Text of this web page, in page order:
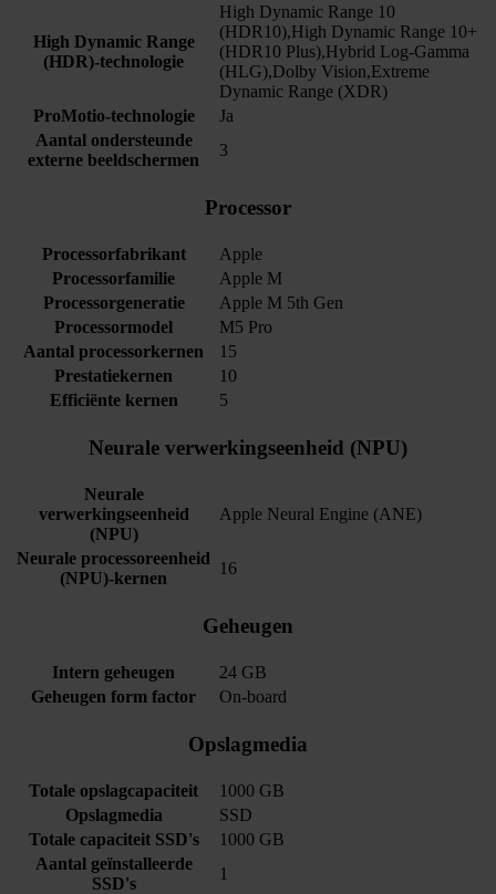
High Dynamic Range
(HDR)-technologie
High Dynamic Range 10
(HDR10),High Dynamic Range 10+
(HDR10 Plus),Hybrid Log-Gamma
(HLG),Dolby Vision,Extreme
Dynamic Range (XDR)
ProMotio-technologie
Ja
Aantal ondersteunde
externe beeldschermen
3
Processor
Processorfabrikant
Apple
Processorfamilie
Apple M
Processorgeneratie
Apple M 5th Gen
Processormodel
M5 Pro
Aantal processorkernen
15
Prestatiekernen
10
Efficiënte kernen
5
Neurale verwerkingseenheid (NPU)
Neurale
verwerkingseenheid
(NPU)
Apple Neural Engine (ANE)
Neurale processor­eenheid
(NPU)-kernen
16
Geheugen
Intern geheugen
24 GB
Geheugen form factor
On-board
Opslagmedia
Totale opslagcapaciteit
1000 GB
Opslagmedia
SSD
Totale capaciteit SSD's
1000 GB
Aantal geïnstalleerde
SSD's
1